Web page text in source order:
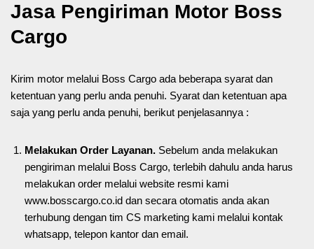
Jasa Pengiriman Motor Boss
Cargo
Kirim motor melalui Boss Cargo ada beberapa syarat dan
ketentuan yang perlu anda penuhi. Syarat dan ketentuan apa
saja yang perlu anda penuhi, berikut penjelasannya :
Melakukan Order Layanan. Sebelum anda melakukan
pengiriman melalui Boss Cargo, terlebih dahulu anda harus
melakukan order melalui website resmi kami
www.bosscargo.co.id dan secara otomatis anda akan
terhubung dengan tim CS marketing kami melalui kontak
whatsapp, telepon kantor dan email.